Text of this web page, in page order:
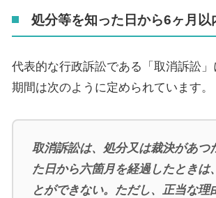
処分等を知った日から6ヶ月以
代表的な行政訴訟である「取消訴訟
期間は次のように定められています。
取消訴訟は、処分又は裁決があつ
た日から六箇月を経過したときは
とができない。ただし、正当な理